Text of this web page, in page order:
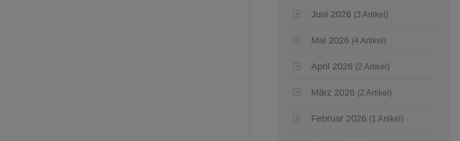
Juni 2026 (3 Artikel)
Mai 2026 (4 Artikel)
April 2026 (2 Artikel)
März 2026 (2 Artikel)
Februar 2026 (1 Artikel)